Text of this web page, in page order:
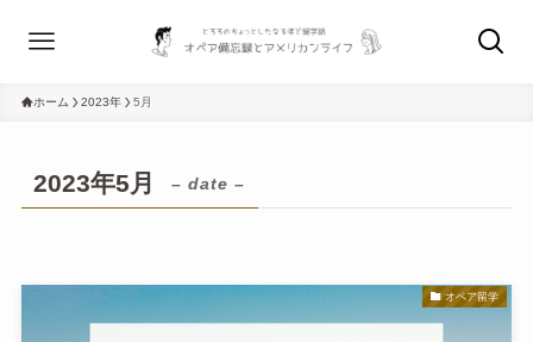
ホーム 2023年 5月
2023年5月 – date –
オペア留学